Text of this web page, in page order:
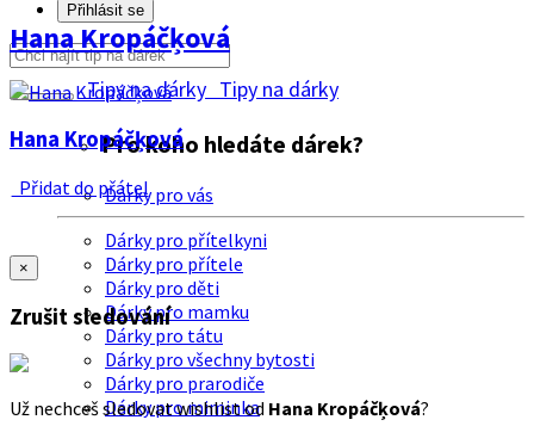
Přihlásit se
Tipy na dárky Tipy na dárky
Pro koho hledáte dárek?
Dárky pro vás
Dárky pro přítelkyni
Dárky pro přítele
Dárky pro děti
Dárky pro mamku
Dárky pro tátu
Dárky pro všechny bytosti
Dárky pro prarodiče
Dárky pro miminka
Hana Kropáčķová
Hana Kropáčķová
Přidat do přátel
×
Zrušit sledování
Už nechceš sledovat wishlist od Hana Kropáčķová?